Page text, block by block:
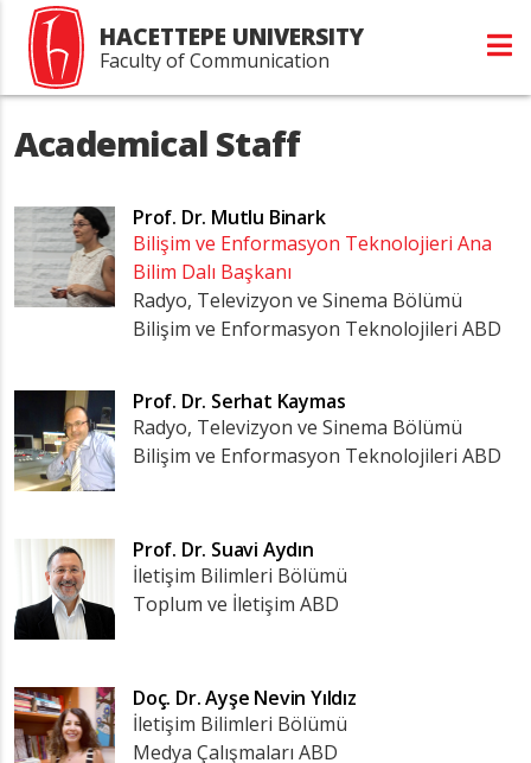
HACETTEPE UNIVERSITY
Faculty of Communication
Academical Staff
Prof. Dr. Mutlu Binark
Bilişim ve Enformasyon Teknolojieri Ana
Bilim Dalı Başkanı
Radyo, Televizyon ve Sinema Bölümü
Bilişim ve Enformasyon Teknolojileri ABD
Prof. Dr. Serhat Kaymas
Radyo, Televizyon ve Sinema Bölümü
Bilişim ve Enformasyon Teknolojileri ABD
Prof. Dr. Suavi Aydın
İletişim Bilimleri Bölümü
Toplum ve İletişim ABD
Doç. Dr.Ayşe Nevin Yıldız
İletişim Bilimleri Bölümü
Medya Çalışmaları ABD